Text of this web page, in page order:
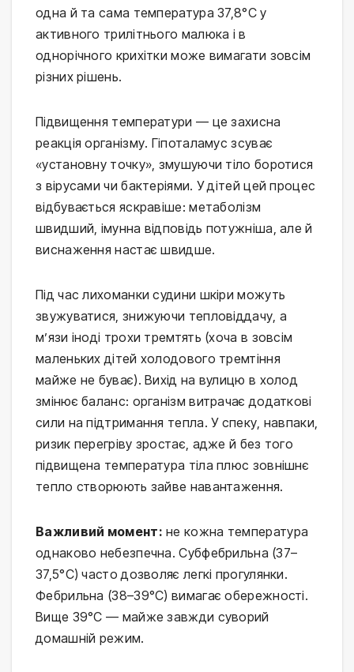
одна й та сама температура 37,8°C у
активного трилітнього малюка і в
однорічного крихітки може вимагати зовсім
різних рішень.
Підвищення температури — це захисна
реакція організму. Гіпоталамус зсуває
«установну точку», змушуючи тіло боротися
з вірусами чи бактеріями. У дітей цей процес
відбувається яскравіше: метаболізм
швидший, імунна відповідь потужніша, але й
виснаження настає швидше.
Під час лихоманки судини шкіри можуть
звужуватися, знижуючи тепловіддачу, а
м’язи іноді трохи тремтять (хоча в зовсім
маленьких дітей холодового тремтіння
майже не буває). Вихід на вулицю в холод
змінює баланс: організм витрачає додаткові
сили на підтримання тепла. У спеку, навпаки,
ризик перегріву зростає, адже й без того
підвищена температура тіла плюс зовнішнє
тепло створюють зайве навантаження.
Важливий момент: не кожна температура
однаково небезпечна. Субфебрильна (37–
37,5°C) часто дозволяє легкі прогулянки.
Фебрильна (38–39°C) вимагає обережності.
Вище 39°C — майже завжди суворий
домашній режим.